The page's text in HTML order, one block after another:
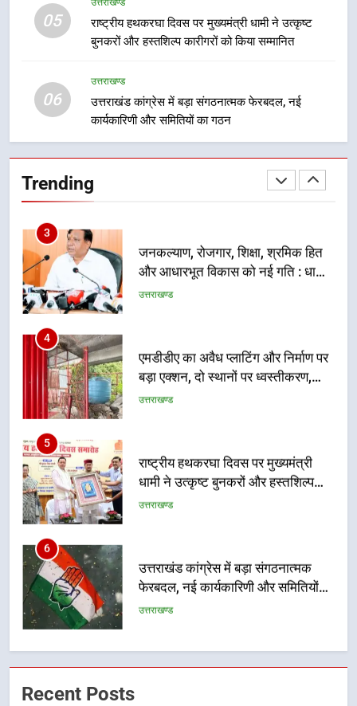
05
राष्ट्रीय हथकरघा दिवस पर मुख्यमंत्री धामी ने उत्कृष्ट
बुनकरों और हस्तशिल्प कारीगरों को किया सम्मानित
06
उत्तराखण्ड
उत्तराखंड कांग्रेस में बड़ा संगठनात्मक फेरबदल, नई
कार्यकारिणी और समितियों का गठन
Trending
निर्देश, सुरक्षा मानकों से कोई समझौता
नहींः डीएम
1
खेल महाकुंभ 2026ः 01 सितंबर से सजेगा
प्रतिभा का प्रदर्शन
सार्वजनिक स्थान पर जुआ खेलने वाले
अभियुक्तों को पुलिस ने किया गिरफ्तार
3
जनकल्याण, रोजगार, शिक्षा, श्रमिक हित
और आधारभूत विकास को नई गति : धामी
कैबिनेट के ऐतिहासिक फैसले
उत्तराखण्ड
4
एमडीडीए का अवैध प्लाटिंग और निर्माण पर
बड़ा एक्शन, दो स्थानों पर ध्वस्तीकरण,
मसूरी मार्ग पर अवैध निर्माण सील
उत्तराखण्ड
5
राष्ट्रीय हथकरघा दिवस पर मुख्यमंत्री
धामी ने उत्कृष्ट बुनकरों और हस्तशिल्प
कारीगरों को किया सम्मानित
उत्तराखण्ड
6
उत्तराखंड कांग्रेस में बड़ा संगठनात्मक
फेरबदल, नई कार्यकारिणी और समितियों
का गठन
उत्तराखण्ड
7
मुख्यमंत्री धामी बोले- युवाओं को रोजगार
Recent Posts